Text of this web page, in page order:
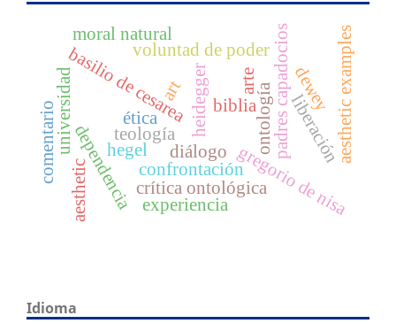
biblia
teología
heidegger
hegel ontología
confrontación
padres capadocios
basilio de cesarea
gregorio de nisa
dependencia
voluntad de poder
crítica ontológica
liberación
diálogo
ética
universidad
comentario
moral natural
dewey
arte
art aesthetic examples
experiencia
aesthetic
Idioma